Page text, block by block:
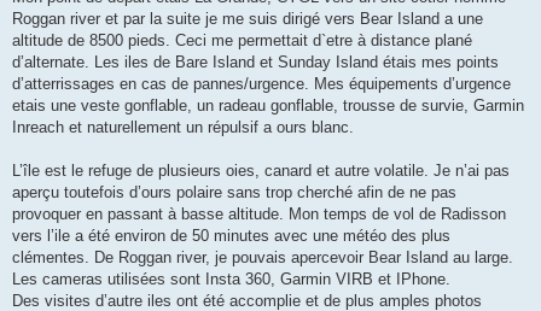
Roggan river et par la suite je me suis dirigé vers Bear Island a une
altitude de 8500 pieds. Ceci me permettait d`etre à distance plané
d’alternate. Les iles de Bare Island et Sunday Island étais mes points
d’atterrissages en cas de pannes/urgence. Mes équipements d’urgence
etais une veste gonflable, un radeau gonflable, trousse de survie, Garmin
Inreach et naturellement un répulsif a ours blanc.
L’île est le refuge de plusieurs oies, canard et autre volatile. Je n’ai pas
aperçu toutefois d’ours polaire sans trop cherché afin de ne pas
provoquer en passant à basse altitude. Mon temps de vol de Radisson
vers l’ile a été environ de 50 minutes avec une météo des plus
clémentes. De Roggan river, je pouvais apercevoir Bear Island au large.
Les cameras utilisées sont Insta 360, Garmin VIRB et IPhone.
Des visites d’autre iles ont été accomplie et de plus amples photos